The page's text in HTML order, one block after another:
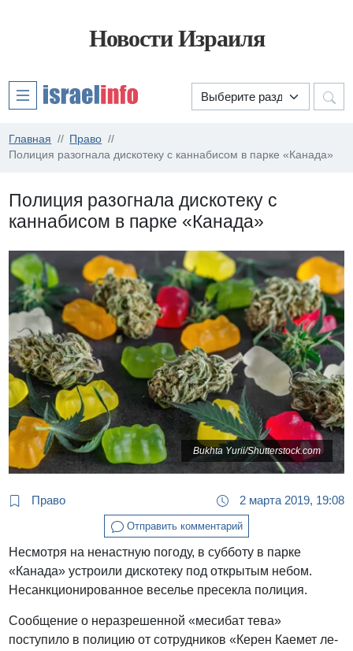
Новости Израиля
Главная
Право
Полиция разогнала дискотеку с каннабисом в парке «Канада»
Полиция разогнала дискотеку с
каннабисом в парке «Канада»
Bukhta Yurii/Shutterstock.com
Право 2 марта 2019, 19:08
Отправить комментарий
Несмотря на ненастную погоду, в субботу в парке
«Канада» устроили дискотеку под открытым небом.
Несанкционированное веселье пресекла полиция.
Сообщение о неразрешенной «месибат тева»
поступило в полицию от сотрудников «Керен Каемет ле-